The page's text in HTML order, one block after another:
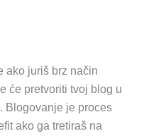
ako juriš brz način
će pretvoriti tvoj blog u
Blogovanje je proces
ako ga tretiraš na